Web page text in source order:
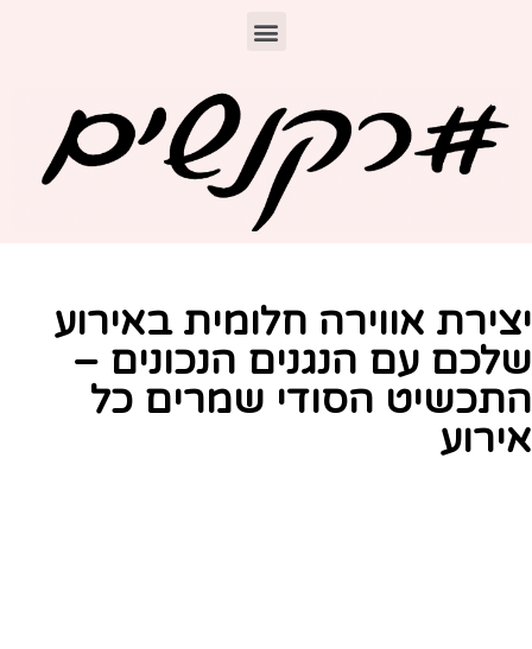
אווירה חלומית באירוע
עם הנגנים הנכונים –
הסודי שמרים כל